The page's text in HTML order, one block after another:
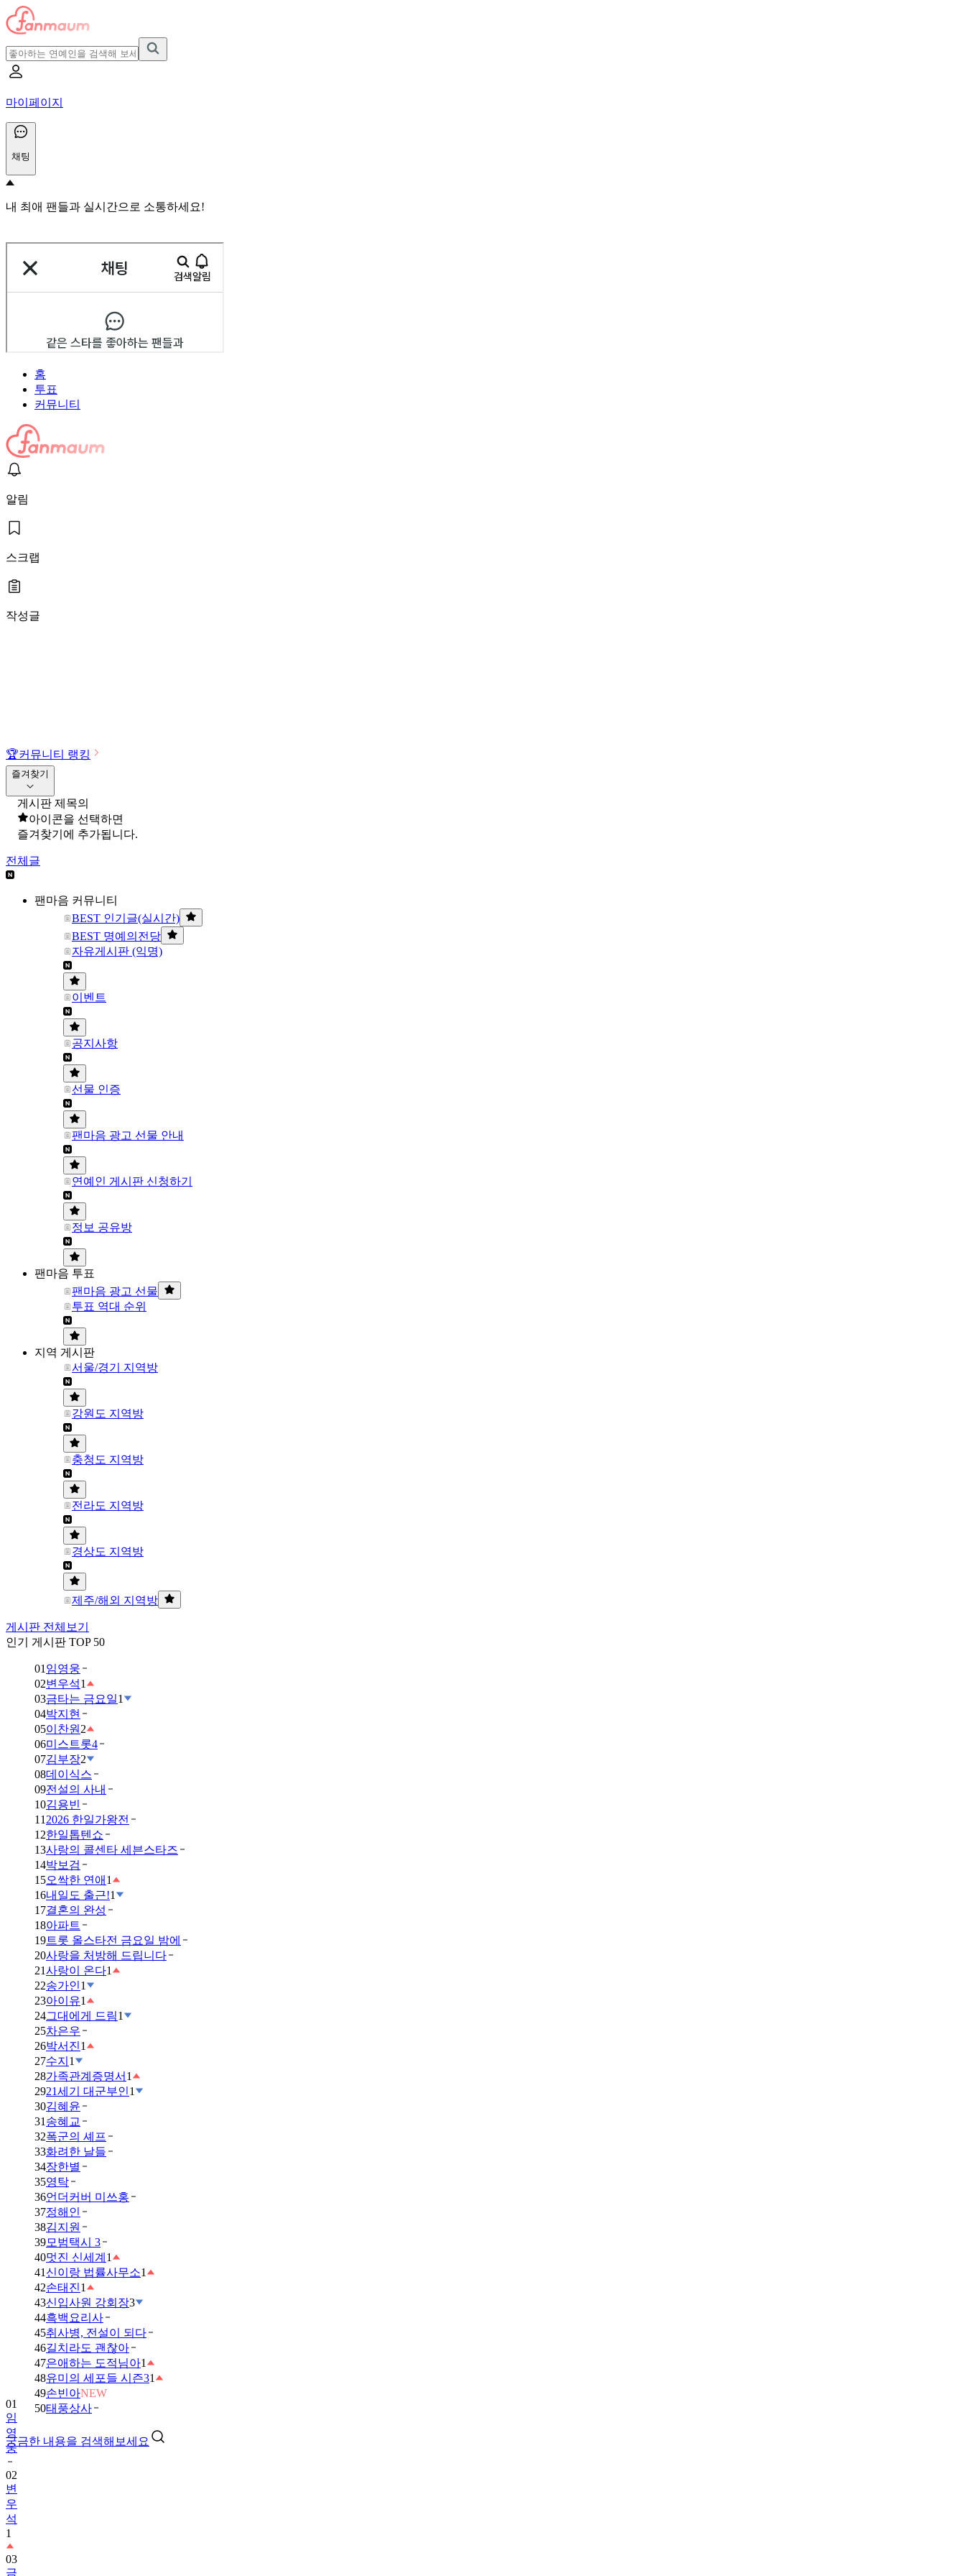
마이페이지
채팅
내 최애 팬들과 실시간으로 소통하세요!
홈
투표
커뮤니티
알림
스크랩
작성글
🏆커뮤니티 랭킹
즐겨찾기
게시판 제목의
아이콘을 선택하면
즐겨찾기에 추가됩니다.
전체글
팬마음 커뮤니티
BEST 인기글(실시간)
BEST 명예의전당
자유게시판 (익명)
이벤트
공지사항
선물 인증
팬마음 광고 선물 안내
연예인 게시판 신청하기
정보 공유방
팬마음 투표
팬마음 광고 선물
투표 역대 순위
지역 게시판
서울/경기 지역방
강원도 지역방
충청도 지역방
전라도 지역방
경상도 지역방
제주/해외 지역방
게시판 전체보기
인기 게시판 TOP 50
01 임영웅
02변우석1
03금타는 금요일1
04박지현
05이찬원 2
06미스트롯4
07김부장2
08데이식스
09전설의 사내
10김용빈
11 2026 한일가왕전
12한일톱텐쇼
13사랑의 콜센타 세븐스타즈
14박보검
15오싹한 연애 1
16내일도 출근!1
17결혼의 완성
18아파트
19트롯 올스타전 금요일 밤에
20사랑을 처방해 드립니다
21사랑이 온다1
22송가인1
23아이유1
24그대에게 드림1
25차은우
26박서진1
27수지 1
28가족관계증명서 1
2921세기 대군부인1
30김혜윤
31 송혜교
32폭군의 셰프
33화려한 날들
34장한별
35영탁
36언더커버 미쓰홍
37정해인
38김지원
39모범택시 3
40멋진 신세계 1
41 신이랑 법률사무소1
42손태진1
43신입사원 강회장3
44흑백요리사
45취사병, 전설이 되다
46길치라도 괜찮아
47은애하는 도적님아1
48유미의 세포들 시즌31
49손빈아NEW
50태풍상사
궁금한 내용을 검색해보세요
01
임
영
웅
02
변
우
석
1
03
금